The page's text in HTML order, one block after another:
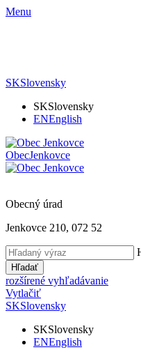
Menu
SKSlovensky
SKSlovensky
ENEnglish
ObecJenkovce
Obecný úrad
Jenkovce 210, 072 52
Hľadať
rozšírené vyhľadávanie
Vytlačiť
SKSlovensky
SKSlovensky
ENEnglish